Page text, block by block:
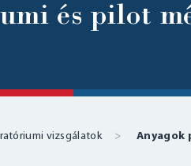
és pilot
vizsgálatok Anyagok